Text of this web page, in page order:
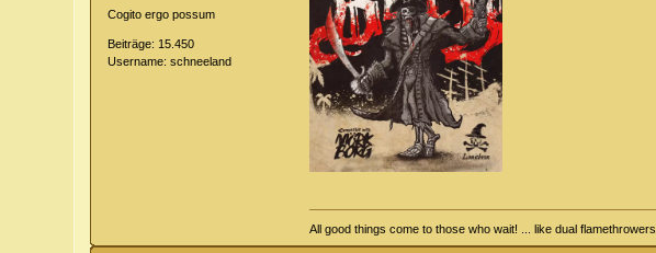
Cogito ergo possum
Beiträge: 15.450
Username: schneeland
All good things come to those who wait! ... like dual